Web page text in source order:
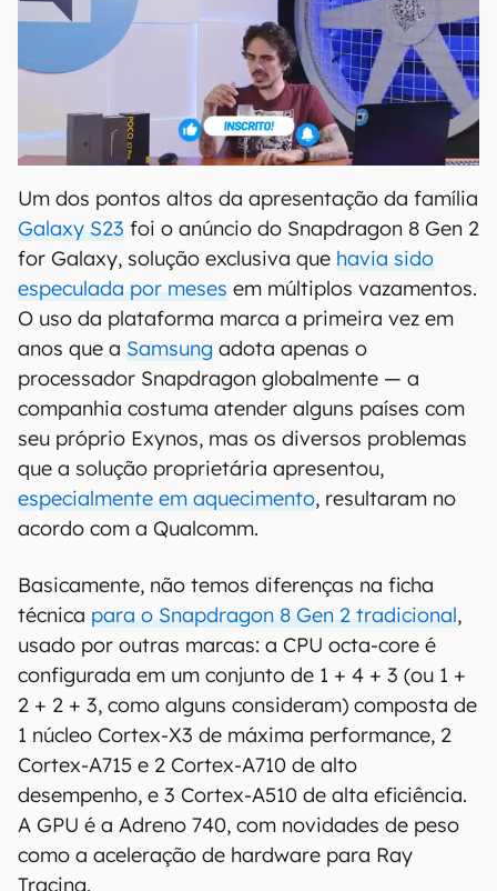
Um dos pontos altos da apresentação da família
Galaxy S23 foi o anúncio do Snapdragon 8 Gen 2
for Galaxy, solução exclusiva que havia sido
especulada por meses em múltiplos vazamentos.
O uso da plataforma marca a primeira vez em
anos que a Samsung adota apenas o
processador Snapdragon globalmente — a
companhia costuma atender alguns países com
seu próprio Exynos, mas os diversos problemas
que a solução proprietária apresentou,
especialmente em aquecimento, resultaram no
acordo com a Qualcomm.
Basicamente, não temos diferenças na ficha
técnica para o Snapdragon 8 Gen 2 tradicional,
usado por outras marcas: a CPU octa-core é
configurada em um conjunto de 1 + 4 + 3 (ou 1 +
2 + 2 + 3, como alguns consideram) composta de
1 núcleo Cortex-X3 de máxima performance, 2
Cortex-A715 e 2 Cortex-A710 de alto
desempenho, e 3 Cortex-A510 de alta eficiência.
A GPU é a Adreno 740, com novidades de peso
como a aceleração de hardware para Ray
Tracing.